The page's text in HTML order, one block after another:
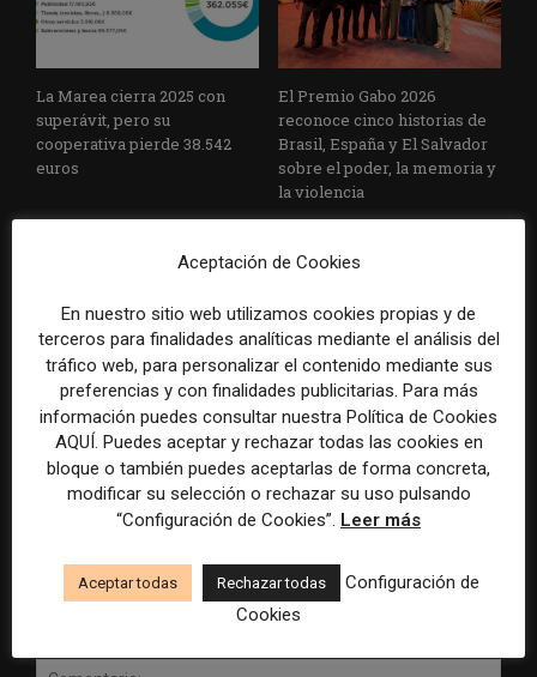
La Marea cierra 2025 con
superávit, pero su
cooperativa pierde 38.542
euros
El Premio Gabo 2026
reconoce cinco historias de
Brasil, España y El Salvador
sobre el poder, la memoria y
la violencia
Radio Televisión Madrid
establece un sistema de
control para el uso de la
inteligencia artificial
ADEPA crea un premio
especial para la mejor
cobertura periodística del
Mundial 2026
Aceptación de Cookies
En nuestro sitio web utilizamos cookies propias y de
terceros para finalidades analíticas mediante el análisis del
tráfico web, para personalizar el contenido mediante sus
preferencias y con finalidades publicitarias. Para más
información puedes consultar nuestra Política de Cookies
AQUÍ. Puedes aceptar y rechazar todas las cookies en
bloque o también puedes aceptarlas de forma concreta,
modificar su selección o rechazar su uso pulsando
“Configuración de Cookies”. Leer más
Aceptar todas Rechazar todas
Configuración de
Cookies